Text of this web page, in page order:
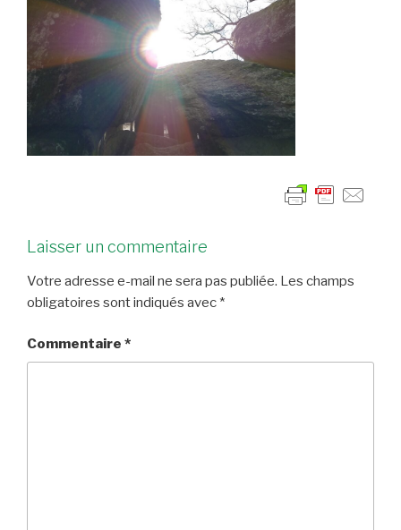
Laisser un commentaire
Votre adresse e-mail ne sera pas publiée. Les champs
obligatoires sont indiqués avec *
Commentaire *